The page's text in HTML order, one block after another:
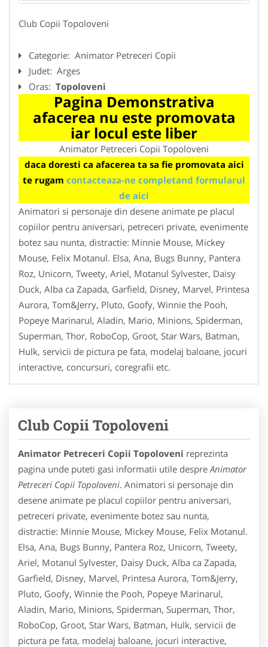
Club Copii Topoloveni
Categorie: Animator Petreceri Copii
Judet: Arges
Oras: Topoloveni
Pagina Demonstrativa
afacerea nu este promovata
iar locul este liber
Animator Petreceri Copii Topoloveni
daca doresti ca afacerea ta sa fie promovata aici
te rugam contacteaza-ne completand formularul
de aici
Animatori si personaje din desene animate pe placul
copiilor pentru aniversari, petreceri private, evenimente
botez sau nunta, distractie: Minnie Mouse, Mickey
Mouse, Felix Motanul. Elsa, Ana, Bugs Bunny, Pantera
Roz, Unicorn, Tweety, Ariel, Motanul Sylvester, Daisy
Duck, Alba ca Zapada, Garfield, Disney, Marvel, Printesa
Aurora, Tom&Jerry, Pluto, Goofy, Winnie the Pooh,
Popeye Marinarul, Aladin, Mario, Minions, Spiderman,
Superman, Thor, RoboCop, Groot, Star Wars, Batman,
Hulk, servicii de pictura pe fata, modelaj baloane, jocuri
interactive, concursuri, coregrafii etc.
Club Copii Topoloveni
Animator Petreceri Copii Topoloveni reprezinta
pagina unde puteti gasi informatii utile despre Animator
Petreceri Copii Topoloveni. Animatori si personaje din
desene animate pe placul copiilor pentru aniversari,
petreceri private, evenimente botez sau nunta,
distractie: Minnie Mouse, Mickey Mouse, Felix Motanul.
Elsa, Ana, Bugs Bunny, Pantera Roz, Unicorn, Tweety,
Ariel, Motanul Sylvester, Daisy Duck, Alba ca Zapada,
Garfield, Disney, Marvel, Printesa Aurora, Tom&Jerry,
Pluto, Goofy, Winnie the Pooh, Popeye Marinarul,
Aladin, Mario, Minions, Spiderman, Superman, Thor,
RoboCop, Groot, Star Wars, Batman, Hulk, servicii de
pictura pe fata, modelaj baloane, jocuri interactive,